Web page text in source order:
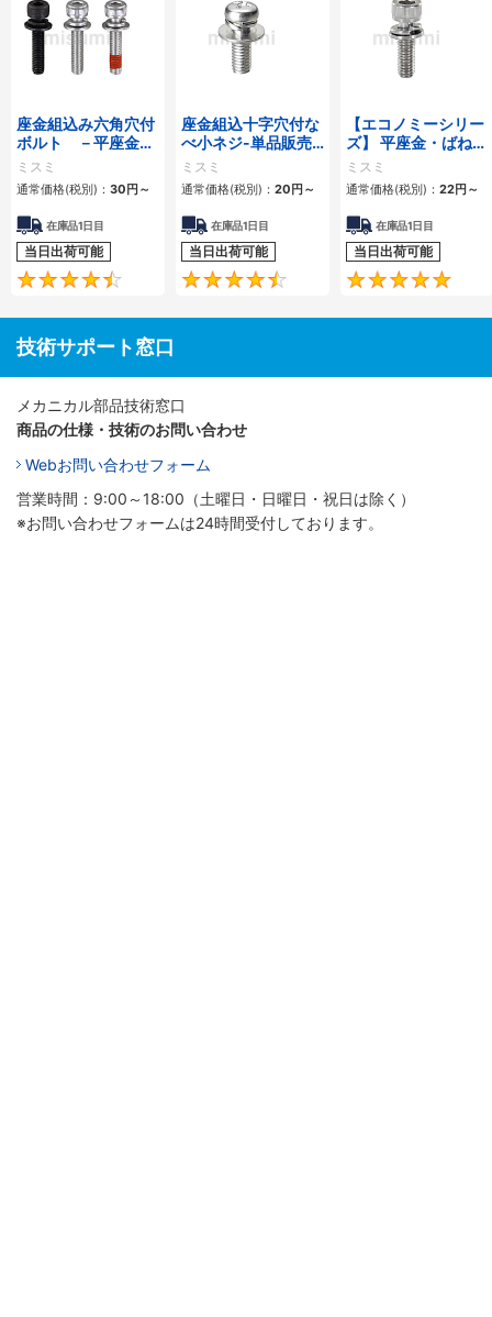
座金組込み六角穴付
ボルト －平座金・
ばね座金組込/緩み
防止処理付・パック
販売－
ミスミ
通常価格(税別)： 30円～
在庫品1日目
当日出荷可能
4.7
座金組込十字穴付な
べ小ネジ-単品販売
－
ミスミ
通常価格(税別)： 20円～
在庫品1日目
当日出荷可能
4.7
【エコノミーシリー
ズ】 平座金・ばね座
金組込み六角穴付ボ
ルト 小箱・単品
ミスミ
通常価格(税別)： 22円～
在庫品1日目
当日出荷可能
技術サポート窓口
メカニカル部品技術窓口
商品の仕様・技術のお問い合わせ
Webお問い合わせフォーム
営業時間：9:00～18:00（土曜日・日曜日・祝日は除く）
※お問い合わせフォームは24時間受付しております。